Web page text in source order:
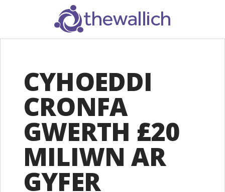
SEARCH
CYHOEDDI
CRONFA
GWERTH £20
MILIWN AR
GYFER